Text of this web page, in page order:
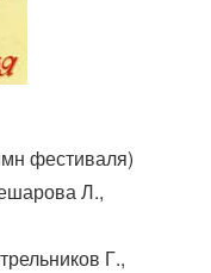
фестиваля)
Л.,
Г.,